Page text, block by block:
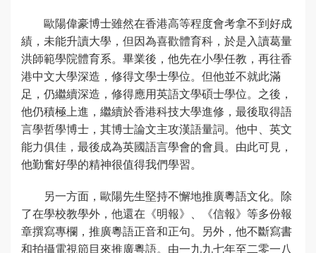
歐陽偉豪博士雖然在香港高等程度會考拿不到好成
績，未能升讀大學，但因為喜歡體育科，於是入讀葛量
洪師範學院體育系。畢業後，他先在小學任教，再往香
港中文大學深造，修得文學士學位。但他並不就此滿
足，仍繼續深造，修得應用英語文學碩士學位。之後，
他仍積極上進，繼續於香港科技大學進修，最後取得語
言學哲學博士，其博士論文主攻漢語量詞。他中、英文
能力俱佳，最後成為英國語言學會的會員。由此可見，
他勤奮好學的精神很值得我們學習。
另一方面，歐陽先生堅持不懈地推廣粵語文化。除
了在學校教學外，他還在《明報》、《信報》等多份報
章撰寫專欄，推廣粵語正音和正句。另外，他不斷寫書
和拍攝電視節目來推廣粵語。由一九九七年至二零一八